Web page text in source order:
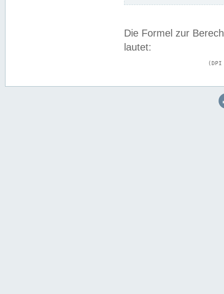
Die Formel zur
lautet: